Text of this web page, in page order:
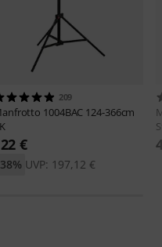
209
1004BAC 124-366cm
€
UVP: 197,12 €